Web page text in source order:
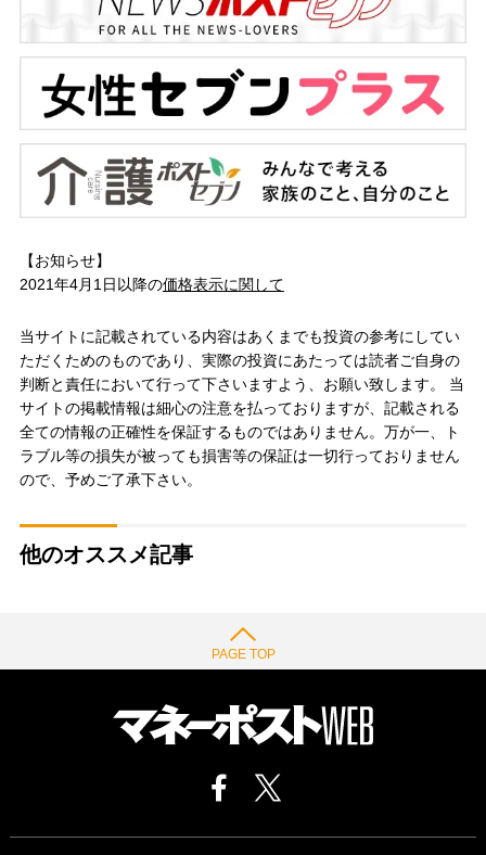
【お知らせ】
2021年4月1日以降の価格表示に関して
当サイトに記載されている内容はあくまでも投資の参考にしてい
ただくためのものであり、実際の投資にあたっては読者ご自身の
判断と責任において行って下さいますよう、お願い致します。 当
サイトの掲載情報は細心の注意を払っておりますが、記載される
全ての情報の正確性を保証するものではありません。万が一、ト
ラブル等の損失が被っても損害等の保証は一切行っておりません
ので、予めご了承下さい。
他のオススメ記事
PAGE TOP